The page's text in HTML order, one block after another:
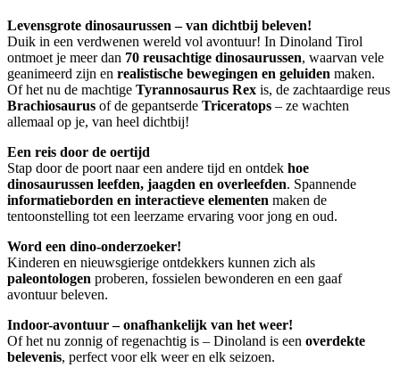
Levensgrote dinosaurussen – van dichtbij beleven!
Duik in een verdwenen wereld vol avontuur! In Dinoland Tirol
ontmoet je meer dan 70 reusachtige dinosaurussen, waarvan vele
geanimeerd zijn en realistische bewegingen en geluiden maken.
Of het nu de machtige Tyrannosaurus Rex is, de zachtaardige reus
Brachiosaurus of de gepantserde Triceratops – ze wachten
allemaal op je, van heel dichtbij!
Een reis door de oertijd
Stap door de poort naar een andere tijd en ontdek hoe
dinosaurussen leefden, jaagden en overleefden. Spannende
informatieborden en interactieve elementen maken de
tentoonstelling tot een leerzame ervaring voor jong en oud.
Word een dino-onderzoeker!
Kinderen en nieuwsgierige ontdekkers kunnen zich als
paleontologen proberen, fossielen bewonderen en een gaaf
avontuur beleven.
Indoor-avontuur – onafhankelijk van het weer!
Of het nu zonnig of regenachtig is – Dinoland is een overdekte
belevenis, perfect voor elk weer en elk seizoen.